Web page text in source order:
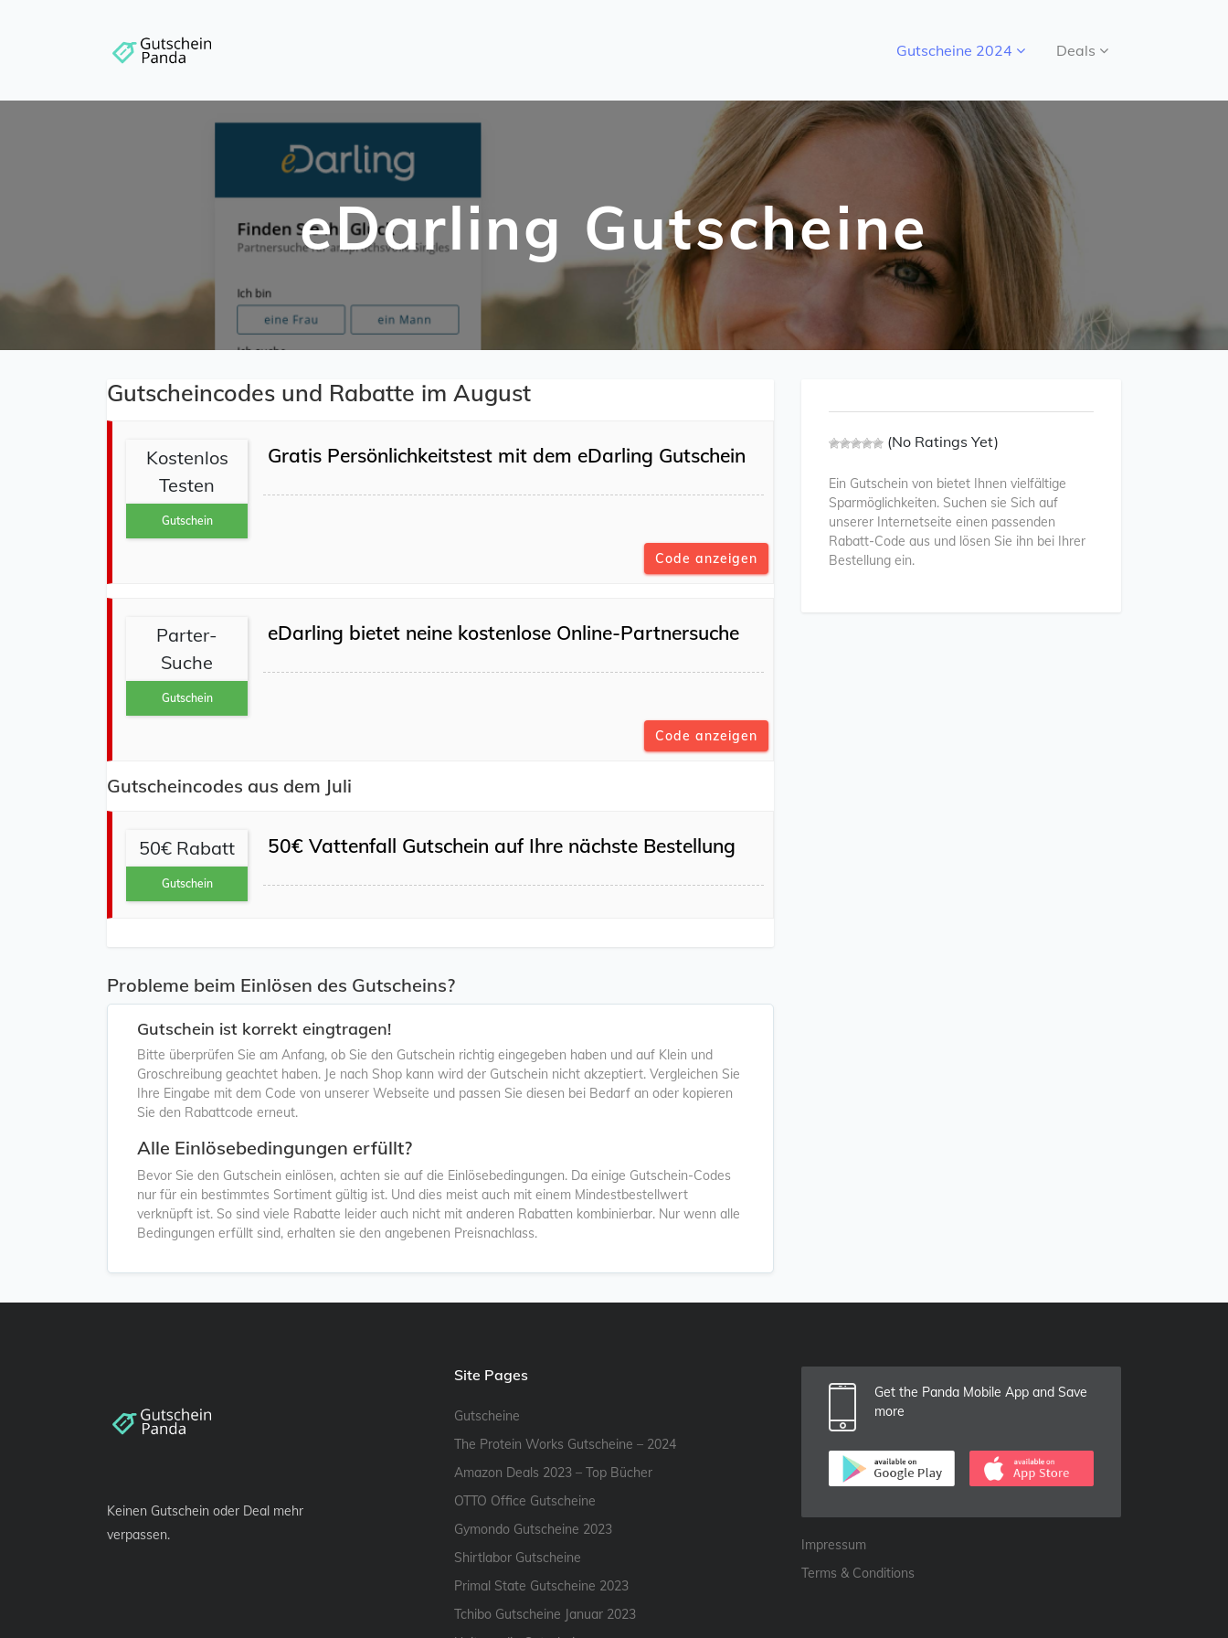
Gutscheine 2024 Deals
eDarling Gutscheine
Gutscheincodes und Rabatte im August
Kostenlos
Testen
Gutschein
Gratis Persönlichkeitstest mit dem eDarling Gutschein
Code anzeigen
Parter-
Suche
Gutschein
eDarling bietet neine kostenlose Online-Partnersuche
Code anzeigen
Gutscheincodes aus dem Juli
50€ Rabatt
Gutschein
50€ Vattenfall Gutschein auf Ihre nächste Bestellung
Probleme beim Einlösen des Gutscheins?
Gutschein ist korrekt eingtragen!
Bitte überprüfen Sie am Anfang, ob Sie den Gutschein richtig eingegeben haben und auf Klein und
Groschreibung geachtet haben. Je nach Shop kann wird der Gutschein nicht akzeptiert. Vergleichen Sie
Ihre Eingabe mit dem Code von unserer Webseite und passen Sie diesen bei Bedarf an oder kopieren
Sie den Rabattcode erneut.
Alle Einlösebedingungen erfüllt?
Bevor Sie den Gutschein einlösen, achten sie auf die Einlösebedingungen. Da einige Gutschein-Codes
nur für ein bestimmtes Sortiment gültig ist. Und dies meist auch mit einem Mindestbestellwert
verknüpft ist. So sind viele Rabatte leider auch nicht mit anderen Rabatten kombinierbar. Nur wenn alle
Bedingungen erfüllt sind, erhalten sie den angebenen Preisnachlass.
(No Ratings Yet)
Ein Gutschein von bietet Ihnen vielfältige
Sparmöglichkeiten. Suchen sie Sich auf
unserer Internetseite einen passenden
Rabatt-Code aus und lösen Sie ihn bei Ihrer
Bestellung ein.
Keinen Gutschein oder Deal mehr
verpassen.
Site Pages
Gutscheine
The Protein Works Gutscheine – 2024
Amazon Deals 2023 – Top Bücher
OTTO Office Gutscheine
Gymondo Gutscheine 2023
Shirtlabor Gutscheine
Primal State Gutscheine 2023
Tchibo Gutscheine Januar 2023
Get the Panda Mobile App and Save
more
Impressum
Terms & Conditions